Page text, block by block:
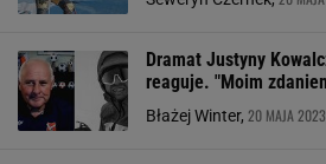
Dramat Justyny
reaguje. "Moim
Błażej Winter, 20 MAJA